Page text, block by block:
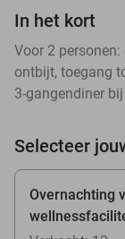
In het kort
Voor 2
ontbijt, toegang
3-gangendiner
Selecteer
Overnachting